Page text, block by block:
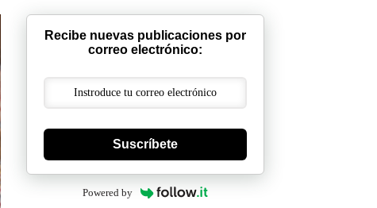
Recibe nuevas publicaciones por
correo electrónico:
Suscríbete
Powered by